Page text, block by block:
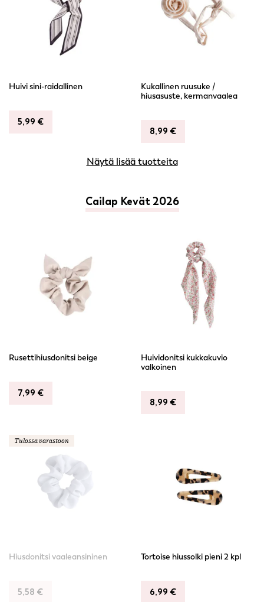
Huivi sini-raidallinen
5,99 €
Kukallinen ruusuke /
hiusasuste, kermanvaalea
8,99 €
Näytä lisää tuotteita
Cailap Kevät 2026
Rusettihiusdonitsi beige
7,99 €
Huividonitsi kukkakuvio
valkoinen
8,99 €
Tulossa varastoon
Hiusdonitsi vaaleansininen
5,58 €
Tortoise hiussolki pieni 2 kpl
6,99 €